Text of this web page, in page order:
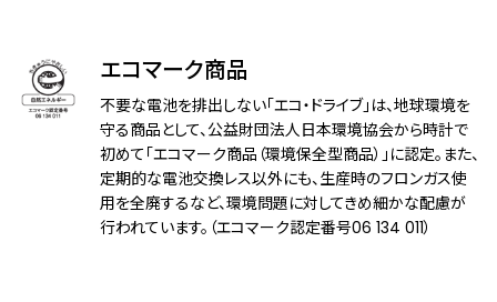
原産国 日本製
メーカー保証
国際保証3年間(購入後1年以内にMY
CITIZENご登録で国内保証5年間)
エコマーク商品
不要な電池を排出しない「エコ・ドライブ」は、地球環境を
守る商品として、公益財団法人日本環境協会から時計で
初めて「エコマーク商品（環境保全型商品）」に認定。また、
定期的な電池交換レス以外にも、生産時のフロンガス使
用を全廃するなど、環境問題に対してきめ細かな配慮が
行われています。（エコマーク認定番号06 134 011）